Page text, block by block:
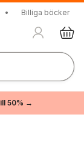
• Billiga böcker
50% →